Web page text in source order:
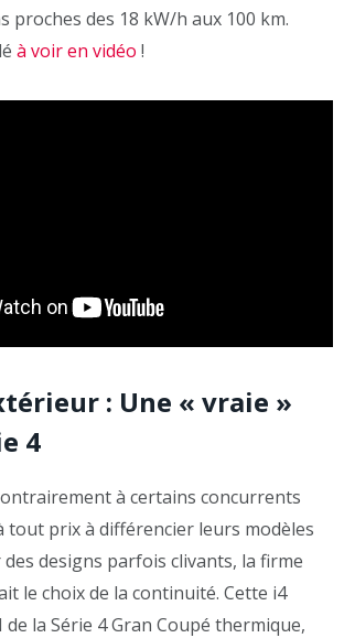
proches des 18 kW/h aux 100 km.
à voir en vidéo !
: Une « vraie »
4
à certains concurrents
tout prix à différencier leurs modèles
designs parfois clivants, la firme
le choix de la continuité. Cette i4
de la Série 4 Gran Coupé thermique,